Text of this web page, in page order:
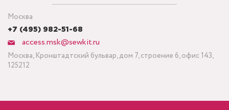
Москва
+7 (495) 982-51-68
access.msk@sewkit.ru
Москва, Кронштадтский бульвар, дом 7, строение 6, офис 143,
125212